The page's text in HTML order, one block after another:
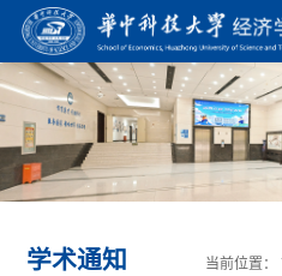
学术通知 当前位置：